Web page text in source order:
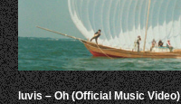
luvis – Oh (Official Music Video)